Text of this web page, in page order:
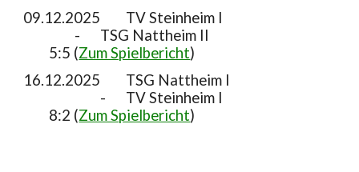
09.12.2025
TV Steinheim I
-
TSG Nattheim II
5:5 (Zum Spielbericht)
16.12.2025
TSG Nattheim I
-
TV Steinheim I
8:2 (Zum Spielbericht)